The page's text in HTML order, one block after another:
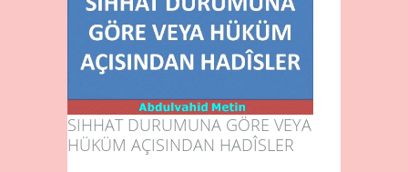
SIHHAT DURUMUNA GÖRE VEYA
HÜKÜM AÇISINDAN HADÎSLER